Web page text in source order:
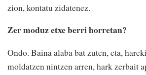
zion, kontatu zidatenez.
Zer moduz etxe berri horretan?
Ondo. Baina alaba bat zuten, eta,
moldatzen nintzen arren, hark zerbait